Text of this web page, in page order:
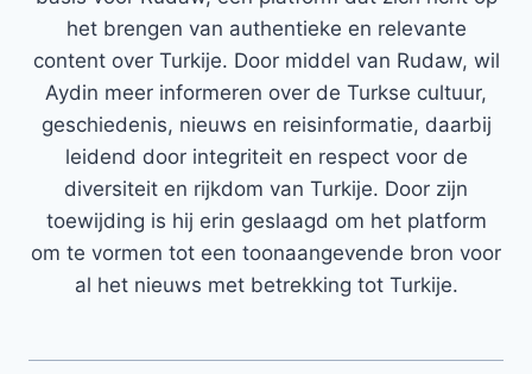
het brengen van authentieke en relevante
content over Turkije. Door middel van Rudaw, wil
Aydin meer informeren over de Turkse cultuur,
geschiedenis, nieuws en reisinformatie, daarbij
leidend door integriteit en respect voor de
diversiteit en rijkdom van Turkije. Door zijn
toewijding is hij erin geslaagd om het platform
om te vormen tot een toonaangevende bron voor
al het nieuws met betrekking tot Turkije.